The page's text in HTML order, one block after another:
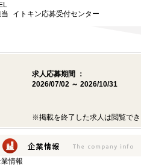
イトキン応募受付センター
求人応募期間 ：
2026/07/02 ～ 2026/10/31
※掲載を終了した求人は閲覧でき
情報